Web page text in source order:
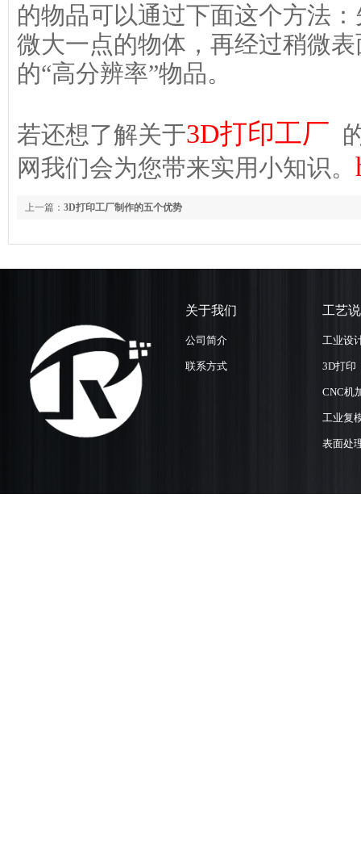
的物品可以通过下面这个方法
微大一点的物体，再经过稍微
的“高分辨率”物品。
若还想了解关于3D打印工厂
网我们会为您带来实用小知识。
上一篇： 3D打印工厂制作的五个优势
关于我们
公司简介
联系方式
工艺
工业设
3D打印
CNC机
工业复
表面处